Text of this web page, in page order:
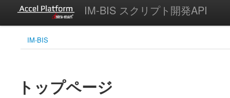
IM-BIS スクリプト開発API
IM-BIS
トップページ